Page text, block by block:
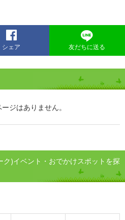
シェア 友だちに送る
ジはありません。
)イベント・おでかけスポットを探